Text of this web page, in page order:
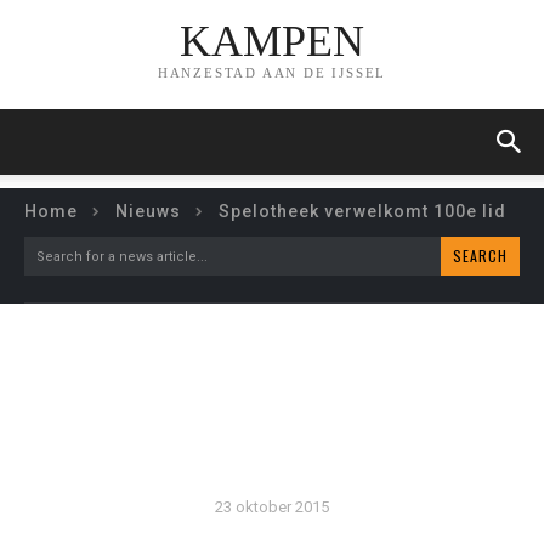
KAMPEN
HANZESTAD AAN DE IJSSEL
Home Nieuws Spelotheek verwelkomt 100e lid
Search for a news article... SEARCH
23 oktober 2015